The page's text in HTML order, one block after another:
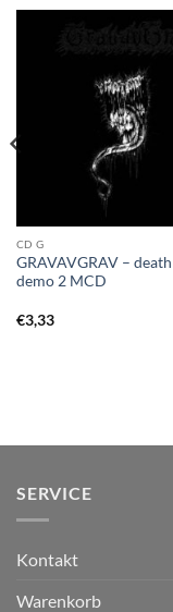
CD G
GRAVAVGRAV –
demo 2 MCD
€3,33
SERVICE
Kontakt
Warenkorb